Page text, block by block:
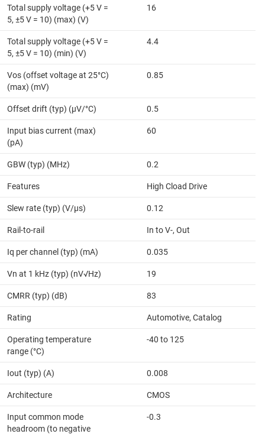
Total supply voltage (+5 V =
5, ±5 V = 10) (max) (V)
16
Total supply voltage (+5 V =
5, ±5 V = 10) (min) (V)
4.4
Vos (offset voltage at 25°C)
(max) (mV)
0.85
Offset drift (typ) (µV/°C) 0.5
Input bias current (max)
(pA)
60
GBW (typ) (MHz) 0.2
Features High Cload Drive
Slew rate (typ) (V/µs) 0.12
Rail-to-rail In to V-, Out
Iq per channel (typ) (mA) 0.035
Vn at 1 kHz (typ) (nV√Hz) 19
CMRR (typ) (dB) 83
Rating Automotive, Catalog
Operating temperature
range (°C)
-40 to 125
Iout (typ) (A) 0.008
Architecture CMOS
Input common mode
headroom (to negative
-0.3